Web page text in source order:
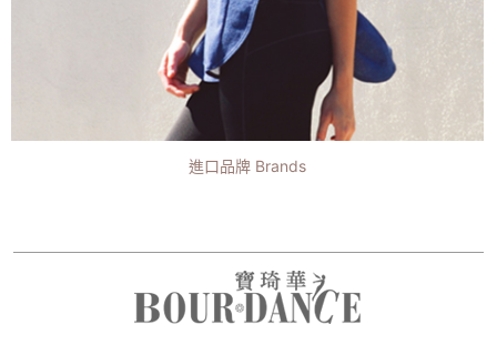
進口品牌 Brands